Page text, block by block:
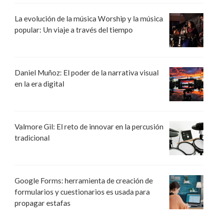
La evolución de la música Worship y la música
popular: Un viaje a través del tiempo
Daniel Muñoz: El poder de la narrativa visual
en la era digital
Valmore Gil: El reto de innovar en la percusión
tradicional
Google Forms: herramienta de creación de
formularios y cuestionarios es usada para
propagar estafas